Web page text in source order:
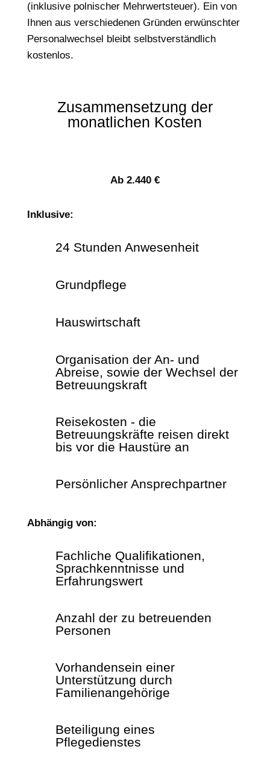
(inklusive polnischer Mehrwertsteuer). Ein von
Ihnen aus verschiedenen Gründen erwünschter
Personalwechsel bleibt selbstverständlich
kostenlos.
Zusammensetzung der
monatlichen Kosten
Ab 2.440 €
Inklusive:
24 Stunden Anwesenheit
Grundpflege
Hauswirtschaft
Organisation der An- und
Abreise, sowie der Wechsel der
Betreuungskraft
Reisekosten - die
Betreuungskräfte reisen direkt
bis vor die Haustüre an
Persönlicher Ansprechpartner
Abhängig von:
Fachliche Qualifikationen,
Sprachkenntnisse und
Erfahrungswert
Anzahl der zu betreuenden
Personen
Vorhandensein einer
Unterstützung durch
Familienangehörige
Beteiligung eines
Pflegedienstes